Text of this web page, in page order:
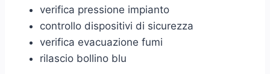
verifica pressione impianto
controllo dispositivi di sicurezza
verifica evacuazione fumi
rilascio bollino blu